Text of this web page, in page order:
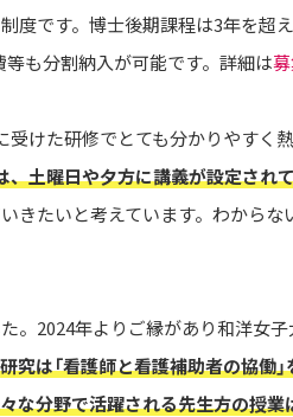
です。博士後期課程は3年を超
も分割納入が可能です。詳細は
けた研修でとても分かりやすく
、土曜日や夕方に講義が設定され
きたいと考えています。わから
。2024年よりご縁があり和洋女
研究は「看護師と看護補助者の協働
な分野で活躍される先生方の授